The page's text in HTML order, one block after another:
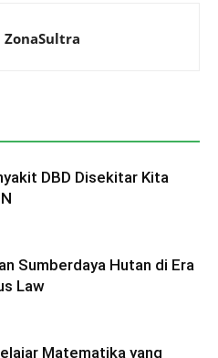
ZonaSultra
DBD Disekitar Kita
Sumberdaya Hutan di Era
Law
Matematika yang